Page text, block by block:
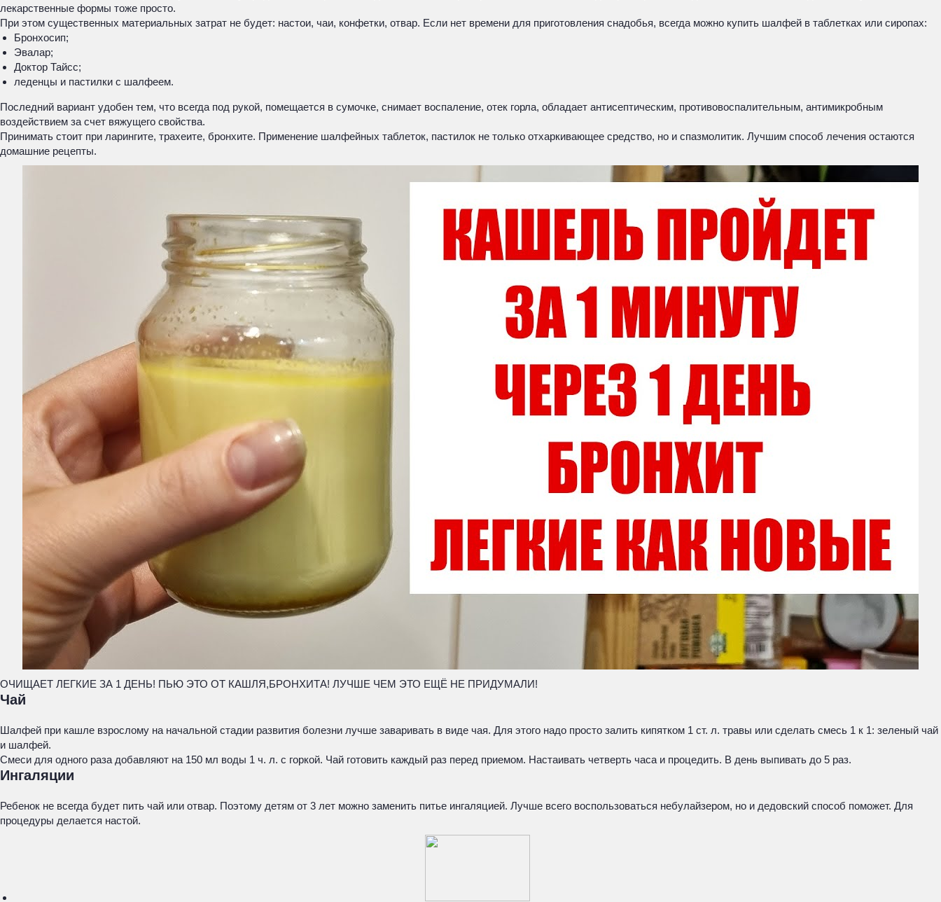
лекарственные формы тоже просто.
При этом существенных материальных затрат не будет: настои, чаи, конфетки, отвар. Если нет времени для приготовления снадобья, всегда можно купить шалфей в таблетках или сиропах:
Бронхосип;
Эвалар;
Доктор Тайсс;
леденцы и пастилки с шалфеем.
Последний вариант удобен тем, что всегда под рукой, помещается в сумочке, снимает воспаление, отек горла, обладает антисептическим, противовоспалительным, антимикробным
воздействием за счет вяжущего свойства.
Принимать стоит при ларингите, трахеите, бронхите. Применение шалфейных таблеток, пастилок не только отхаркивающее средство, но и спазмолитик. Лучшим способ лечения остаются
домашние рецепты.
ОЧИЩАЕТ ЛЕГКИЕ ЗА 1 ДЕНЬ! ПЬЮ ЭТО ОТ КАШЛЯ,БРОНХИТА! ЛУЧШЕ ЧЕМ ЭТО ЕЩЁ НЕ ПРИДУМАЛИ!
Чай
Шалфей при кашле взрослому на начальной стадии развития болезни лучше заваривать в виде чая. Для этого надо просто залить кипятком 1 ст. л. травы или сделать смесь 1 к 1: зеленый чай
и шалфей.
Смеси для одного раза добавляют на 150 мл воды 1 ч. л. с горкой. Чай готовить каждый раз перед приемом. Настаивать четверть часа и процедить. В день выпивать до 5 раз.
Ингаляции
Ребенок не всегда будет пить чай или отвар. Поэтому детям от 3 лет можно заменить питье ингаляцией. Лучше всего воспользоваться небулайзером, но и дедовский способ поможет. Для
процедуры делается настой.